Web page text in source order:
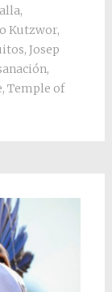
,
Kutzwor,
, Josep
,
, Temple of